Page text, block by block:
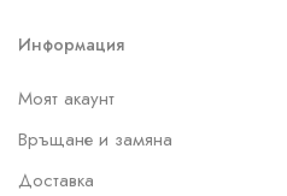
Информация
Моят акаунт
Връщане и замяна
Доставка